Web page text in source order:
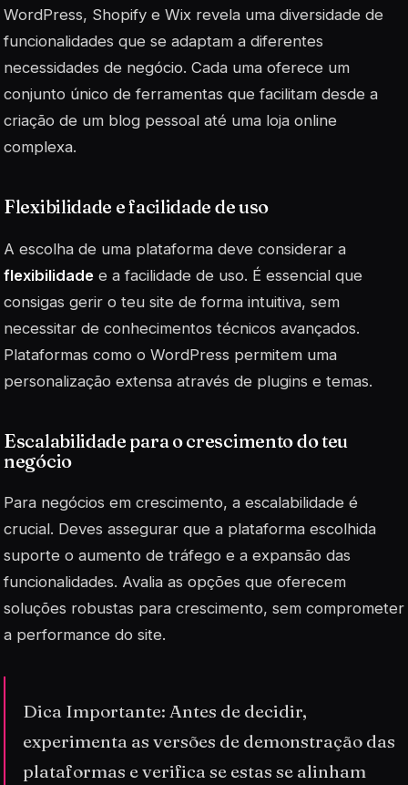
WordPress, Shopify e Wix revela uma diversidade de
funcionalidades que se adaptam a diferentes
necessidades de negócio. Cada uma oferece um
conjunto único de ferramentas que facilitam desde a
criação de um blog pessoal até uma loja online
complexa.
Flexibilidade e facilidade de uso
A escolha de uma plataforma deve considerar a
flexibilidade e a facilidade de uso. É essencial que
consigas gerir o teu site de forma intuitiva, sem
necessitar de conhecimentos técnicos avançados.
Plataformas como o WordPress permitem uma
personalização extensa através de plugins e temas.
Escalabilidade para o crescimento do teu
negócio
Para negócios em crescimento, a escalabilidade é
crucial. Deves assegurar que a plataforma escolhida
suporte o aumento de tráfego e a expansão das
funcionalidades. Avalia as opções que oferecem
soluções robustas para crescimento, sem comprometer
a performance do site.
Dica Importante: Antes de decidir,
experimenta as versões de demonstração das
plataformas e verifica se estas se alinham